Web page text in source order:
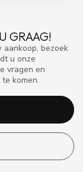
GRAAG!
bezoek
u onze
vragen en
komen.